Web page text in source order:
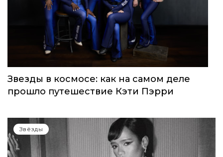
Звезды в космосе: как на самом деле
прошло путешествие Кэти Пэрри
Звёзды